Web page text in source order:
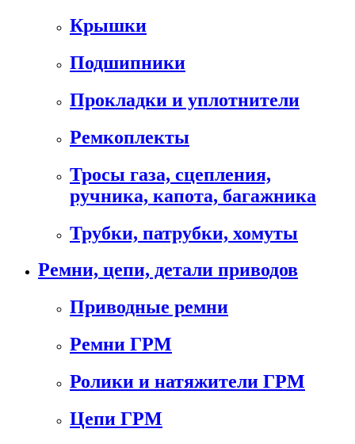
Крышки
Подшипники
Прокладки и уплотнители
Ремкоплекты
Тросы газа, сцепления,
ручника, капота, багажника
Трубки, патрубки, хомуты
Ремни, цепи, детали приводов
Приводные ремни
Ремни ГРМ
Ролики и натяжители ГРМ
Цепи ГРМ